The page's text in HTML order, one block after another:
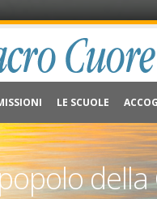
LE SCUOLE